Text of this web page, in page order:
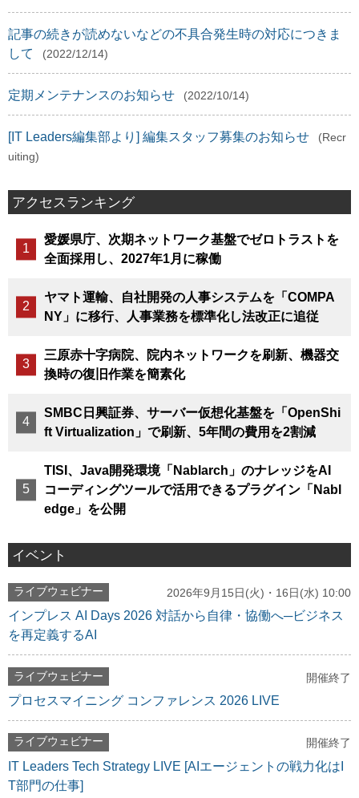
記事の続きが読めないなどの不具合発生時の対応につきま
して
(2022/12/14)
定期メンテナンスのお知らせ (2022/10/14)
[IT Leaders編集部より] 編集スタッフ募集のお知らせ
(Recr
uiting)
アクセスランキング
愛媛県庁、次期ネットワーク基盤でゼロトラストを
全面採用し、2027年1月に稼働
ヤマト運輸、自社開発の人事システムを「COMPA
NY」に移行、人事業務を標準化し法改正に追従
三原赤十字病院、院内ネットワークを刷新、機器交
換時の復旧作業を簡素化
SMBC日興証券、サーバー仮想化基盤を「OpenShi
ft Virtualization」で刷新、5年間の費用を2割減
TISI、Java開発環境「Nablarch」のナレッジをAI
コーディングツールで活用できるプラグイン「Nabl
edge」を公開
イベント
ライブウェビナー 2026年9月15日(火)・16日(水) 10:00
インプレス AI Days 2026 対話から自律・協働へ─ビジネス
を再定義するAI
ライブウェビナー 開催終了
プロセスマイニング コンファレンス 2026 LIVE
ライブウェビナー 開催終了
IT Leaders Tech Strategy LIVE [AIエージェントの戦力化はI
T部門の仕事]